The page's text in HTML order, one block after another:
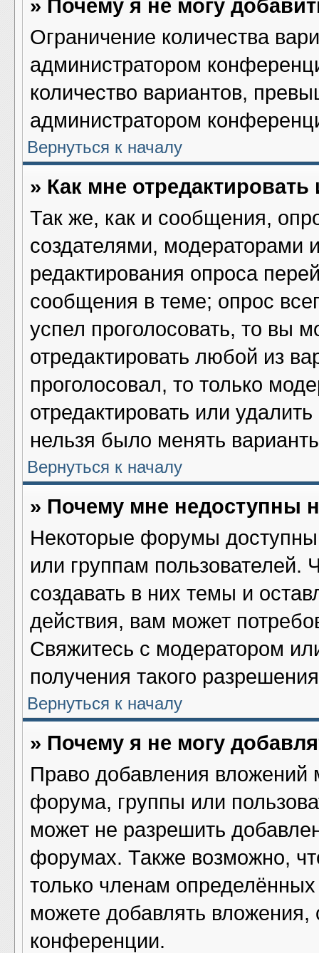
» Почему я не могу
Ограничение количества
администратором
количество вариантов,
администратором
Вернуться к началу
» Как мне
Так же, как и сообщения,
создателями, модераторами
редактирования опроса
сообщения в теме; опрос
успел проголосовать, то вы
отредактировать любой из
проголосовал, то только
отредактировать или
нельзя было менять
Вернуться к началу
» Почему мне недоступны
Некоторые форумы
или группам
создавать в них темы и
действия, вам может
Свяжитесь с модератором
получения такого
Вернуться к началу
» Почему я не могу
Право добавления вложений
форума, группы или
может не разрешить
форумах. Также возможно,
только членам
можете добавлять
конференции.